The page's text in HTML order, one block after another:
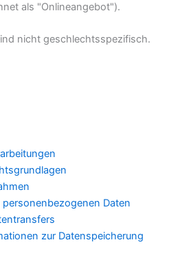
als "Onlineangebot").
nicht geschlechtsspezifisch.
Daten
zur Datenspeicherung